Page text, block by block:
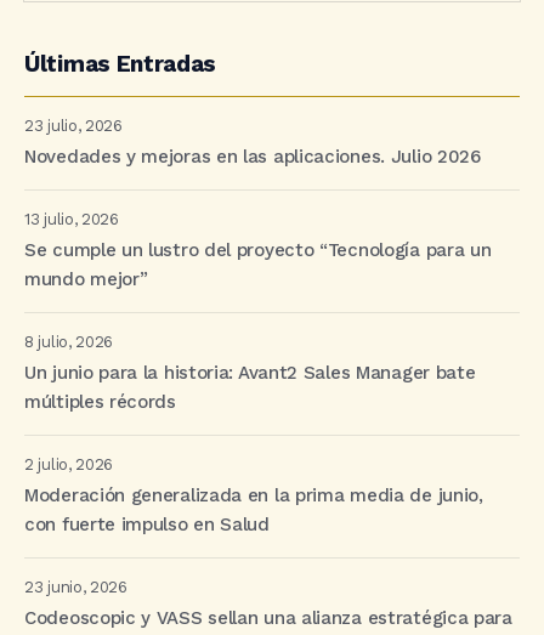
Últimas Entradas
23 julio, 2026
Novedades y mejoras en las aplicaciones. Julio 2026
13 julio, 2026
Se cumple un lustro del proyecto “Tecnología para un
mundo mejor”
8 julio, 2026
Un junio para la historia: Avant2 Sales Manager bate
múltiples récords
2 julio, 2026
Moderación generalizada en la prima media de junio,
con fuerte impulso en Salud
23 junio, 2026
Codeoscopic y VASS sellan una alianza estratégica para